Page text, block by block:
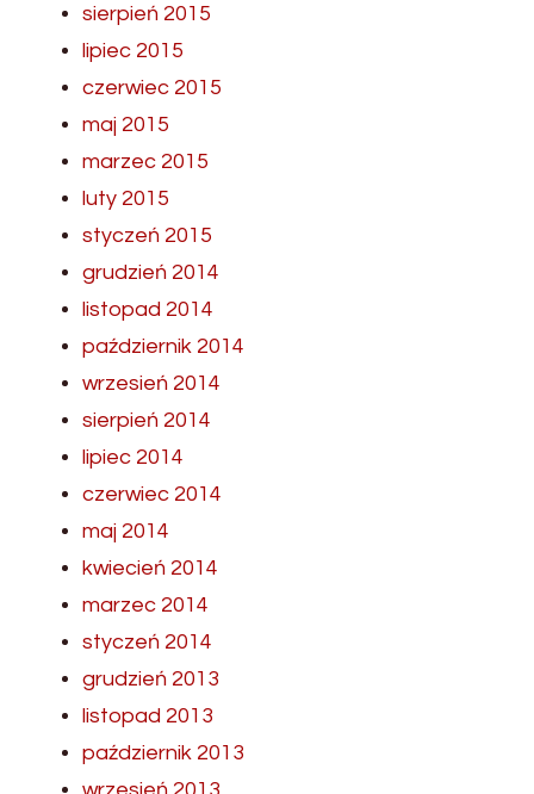
sierpień 2015
lipiec 2015
czerwiec 2015
maj 2015
marzec 2015
luty 2015
styczeń 2015
grudzień 2014
listopad 2014
październik 2014
wrzesień 2014
sierpień 2014
lipiec 2014
czerwiec 2014
maj 2014
kwiecień 2014
marzec 2014
styczeń 2014
grudzień 2013
listopad 2013
październik 2013